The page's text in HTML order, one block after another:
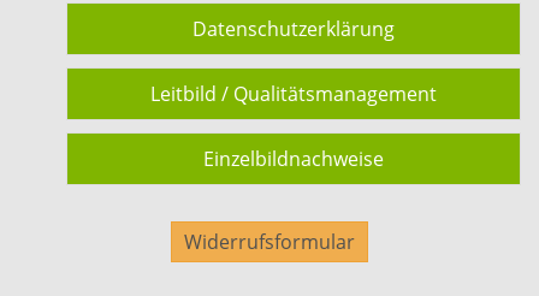
Datenschutzerklärung
Leitbild / Qualitätsmanagement
Einzelbildnachweise
Widerrufsformular